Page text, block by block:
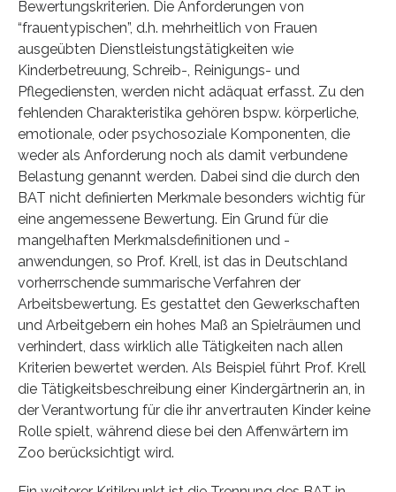
Bewertungskriterien. Die Anforderungen von
“frauentypischen”, d.h. mehrheitlich von Frauen
ausgeübten Dienstleistungstätigkeiten wie
Kinderbetreuung, Schreib-, Reinigungs- und
Pflegediensten, werden nicht adäquat erfasst. Zu den
fehlenden Charakteristika gehören bspw. körperliche,
emotionale, oder psychosoziale Komponenten, die
weder als Anforderung noch als damit verbundene
Belastung genannt werden. Dabei sind die durch den
BAT nicht definierten Merkmale besonders wichtig für
eine angemessene Bewertung. Ein Grund für die
mangelhaften Merkmalsdefinitionen und -
anwendungen, so Prof. Krell, ist das in Deutschland
vorherrschende summarische Verfahren der
Arbeitsbewertung. Es gestattet den Gewerkschaften
und Arbeitgebern ein hohes Maß an Spielräumen und
verhindert, dass wirklich alle Tätigkeiten nach allen
Kriterien bewertet werden. Als Beispiel führt Prof. Krell
die Tätigkeitsbeschreibung einer Kindergärtnerin an, in
der Verantwortung für die ihr anvertrauten Kinder keine
Rolle spielt, während diese bei den Affenwärtern im
Zoo berücksichtigt wird.